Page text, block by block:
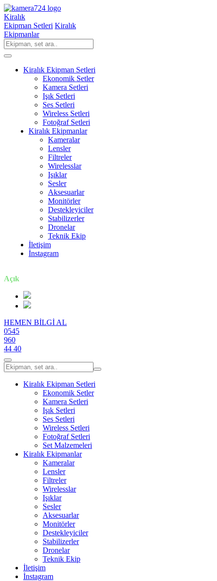
Kiralık
Ekipman Setleri Kiralık
Ekipmanlar
Kiralık Ekipman Setleri
Ekonomik Setler
Kamera Setleri
Işık Setleri
Ses Setleri
Wireless Setleri
Fotoğraf Setleri
Kiralık Ekipmanlar
Kameralar
Lensler
Filtreler
Wirelesslar
Işıklar
Sesler
Aksesuarlar
Monitörler
Destekleyiciler
Stabilizerler
Dronelar
Teknik Ekip
İletişim
İnstagram
Açık
HEMEN BİLGİ AL
0545
960
44 40
Kiralık Ekipman Setleri
Ekonomik Setler
Kamera Setleri
Işık Setleri
Ses Setleri
Wireless Setleri
Fotoğraf Setleri
Set Malzemeleri
Kiralık Ekipmanlar
Kameralar
Lensler
Filtreler
Wirelesslar
Işıklar
Sesler
Aksesuarlar
Monitörler
Destekleyiciler
Stabilizerler
Dronelar
Teknik Ekip
İletişim
İnstagram